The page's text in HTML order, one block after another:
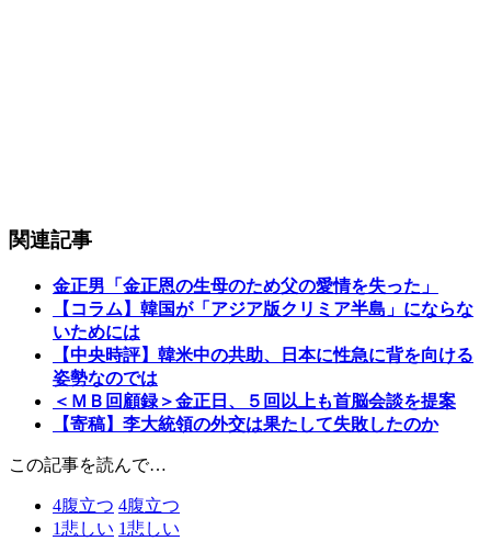
関連記事
金正男「金正恩の生母のため父の愛情を失った」
【コラム】韓国が「アジア版クリミア半島」にならな
いためには
【中央時評】韓米中の共助、日本に性急に背を向ける
姿勢なのでは
＜ＭＢ回顧録＞金正日、５回以上も首脳会談を提案
【寄稿】李大統領の外交は果たして失敗したのか
この記事を読んで…
4腹立つ 4腹立つ
1悲しい 1悲しい